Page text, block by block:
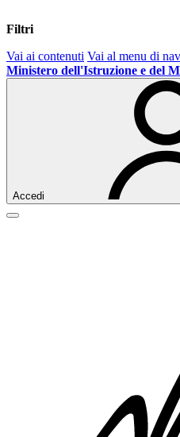
Filtri
Vai ai contenuti Vai al menu di
Ministero dell'Istruzione e del
Accedi